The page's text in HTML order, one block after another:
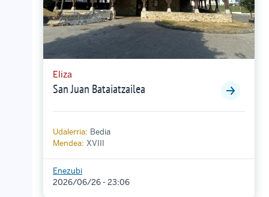
Eliza
San Juan Bataiatzailea
Udalerria: Bedia
Mendea: XVIII
Enezubi
2026/06/26 - 23:06